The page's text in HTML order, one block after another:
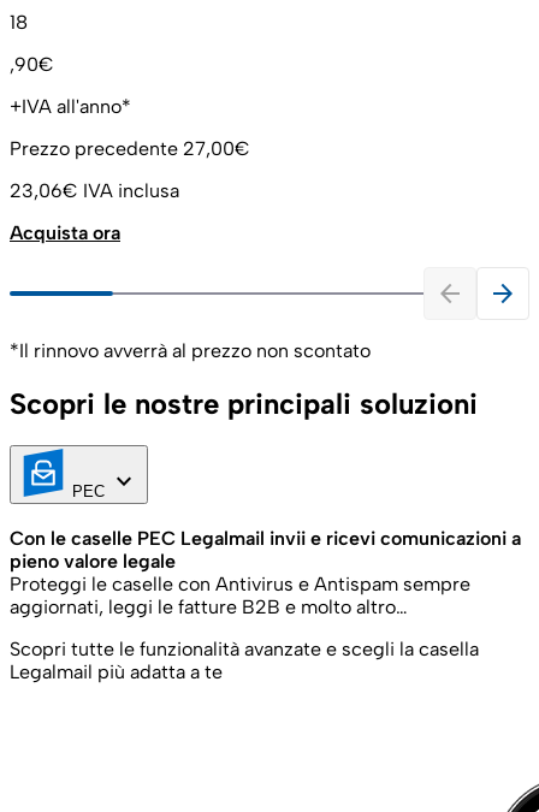
18
,90€
+IVA all'anno*
Prezzo precedente 27,00€
23,06€ IVA inclusa
Acquista ora
arrow_back arrow_forward
*Il rinnovo avverrà al prezzo non scontato
Scopri le nostre principali soluzioni
PEC keyboard_arrow_down
Con le caselle PEC Legalmail invii e ricevi comunicazioni a
pieno valore legale
Proteggi le caselle con Antivirus e Antispam sempre
aggiornati, leggi le fatture B2B e molto altro…
Scopri tutte le funzionalità avanzate e scegli la casella
Legalmail più adatta a te